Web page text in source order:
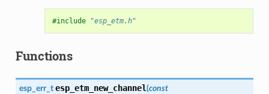
#include "esp_etm.h"
Functions
esp_err_t esp_etm_new_channel(const